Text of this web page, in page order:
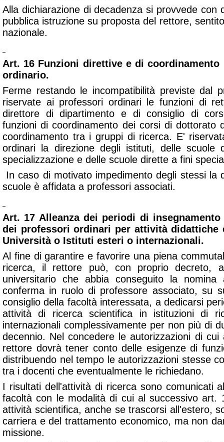
Alla dichiarazione di decadenza si provvede con
pubblica istruzione su proposta del rettore,
nazionale.
Art. 16 Funzioni direttive e di
ordinario.
Ferme restando le incompatibilità previste dal
riservate ai professori ordinari le funzioni di
direttore di dipartimento e di consiglio di
funzioni di coordinamento dei corsi di dottorato
coordinamento tra i gruppi di ricerca. E'
ordinari la direzione degli istituti, delle scuole
specializzazione e delle scuole dirette a fini
In caso di motivato impedimento degli stessi la
scuole è affidata a professori associati.
Art. 17 Alleanza dei periodi di
dei professori ordinari per attività didattiche
Università o Istituti esteri o internazionali.
Al fine di garantire e favorire una piena
ricerca, il rettore può, con proprio decreto,
universitario che abbia conseguito la
conferma in ruolo di professore associato, su
consiglio della facoltà interessata, a dedicarsi
attività di ricerca scientifica in istituzioni di
internazionali complessivamente per non più di
decennio. Nel concedere le autorizzazioni di
rettore dovrà tener conto delle esigenze di
distribuendo nel tempo le autorizzazioni stesse
tra i docenti che eventualmente le richiedano.
I risultati dell'attività di ricerca sono comunicati
facoltà con le modalità di cui al successivo art.
attività scientifica, anche se trascorsi all'estero,
carriera e del trattamento economico, ma non
missione.